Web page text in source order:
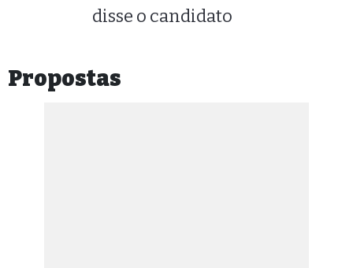
disse o candidato
Propostas